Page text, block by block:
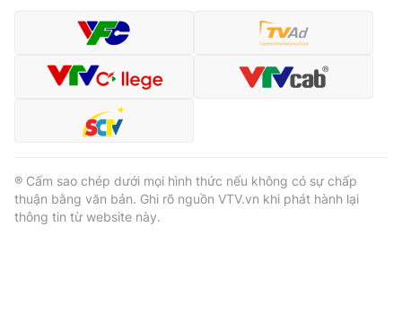
® Cấm sao chép dưới mọi hình thức nếu không có sự chấp
thuận bằng văn bản. Ghi rõ nguồn VTV.vn khi phát hành lại
thông tin từ website này.